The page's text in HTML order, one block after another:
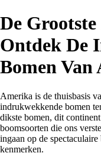
De
Ontdek De
Bomen
Amerika is de thuisbasis
indrukwekkende bomen
dikste bomen, dit
boomsoorten die ons
ingaan op de
kenmerken.